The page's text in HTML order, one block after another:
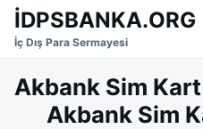
SkipSearch
for:
İDPSBANKA.ORG
İç Dış Para Sermayesi
Akbank Sim Kart
Akbank Sim